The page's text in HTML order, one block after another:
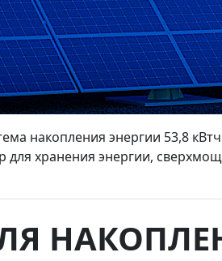
накопления энергии 53,8
хранения энергии,